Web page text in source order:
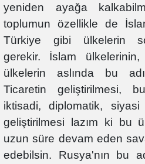
yeniden ayağa
toplumun özellikle de
Türkiye gibi ülkelerin
gerekir. İslam
ülkelerin aslında bu
Ticaretin geliştirilmesi,
iktisadi, diplomatik,
geliştirilmesi lazım ki bu
uzun süre devam eden
edebilsin. Rusya'nın bu